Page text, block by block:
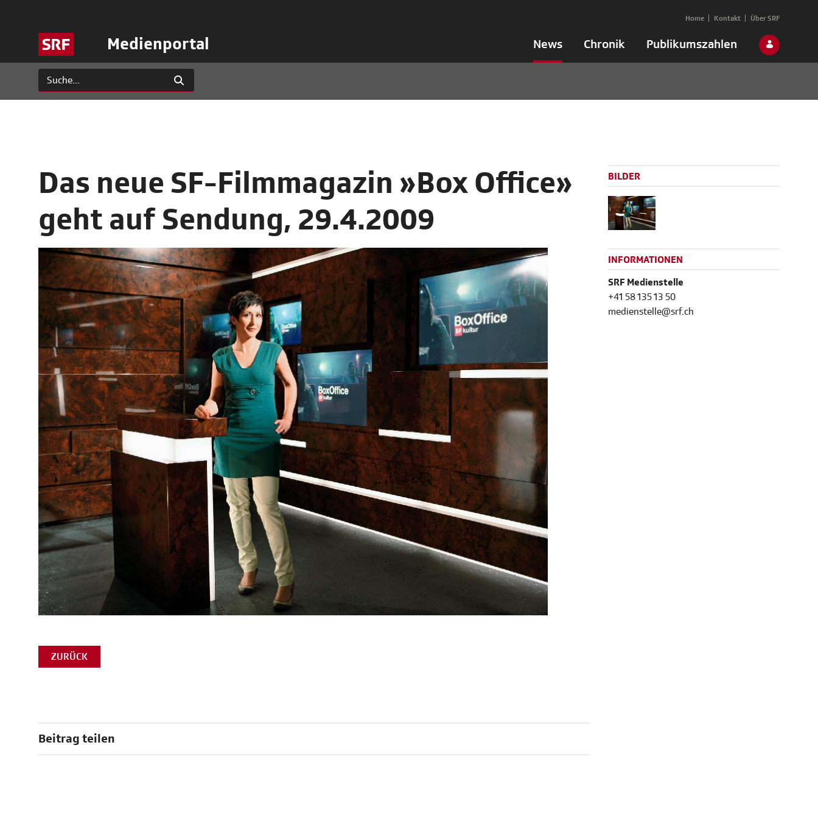
Medienportal News Chronik Publikumszahlen
Home Kontakt Über SRF
Das neue SF-Filmmagazin »Box Office»
geht auf Sendung, 29.4.2009
ZURÜCK
Beitrag teilen
BILDER
INFORMATIONEN
SRF Medienstelle
+41 58 135 13 50
medienstelle@srf.ch